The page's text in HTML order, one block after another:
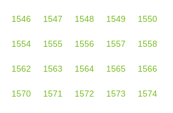
1546 1547 1548 1549 1550
1554 1555 1556 1557 1558
1562 1563 1564 1565 1566
1570 1571 1572 1573 1574